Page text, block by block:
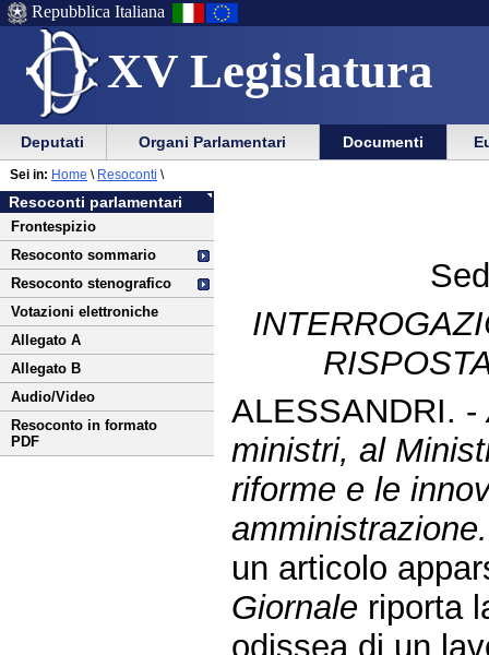
XV Legislatura
Menu
di
ausilio
alla
navigazione
Vai
Menu
di
navigazione
principale
Repubblica Italiana
Menu
di
navigazione
principale
Vai
menu
di
sezione
Deputati Organi Parlamentari Documenti
Vai
al
contenuto
Resoconti parlamentari
Frontespizio
Resoconto sommario
Resoconto stenografico
Votazioni elettroniche
Allegato A
Allegato B
Audio/Video
Resoconto in formato
PDF
Sei in: Home \ Resoconti \
ALESSANDRI. -
ministri, al
riforme e le
un articolo
Giornale riporta
odissea di un